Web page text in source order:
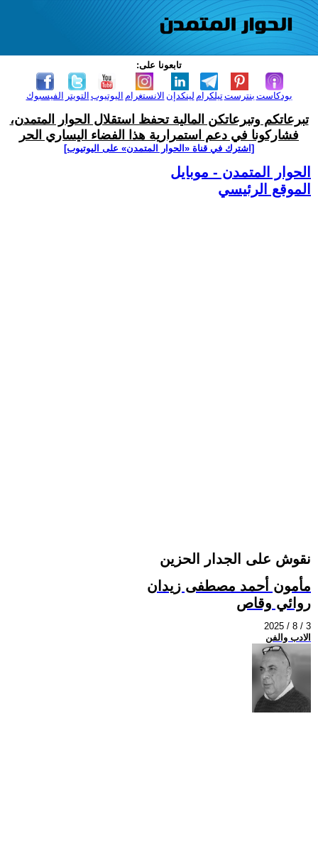
تابعونا على:
الفيسبوك التويتر اليوتيوب الانستغرام لينكدإن تيلكرامبنترست بودكاست
تبرعاتكم وتبرعاتكن المالية تحفظ استقلال الحوار المتمدن،
فشاركونا في دعم استمرارية هذا الفضاء اليساري الحر
[اشترك في قناة ‫«الحوار المتمدن» على اليوتيوب]
الحوار المتمدن - موبايل
الموقع الرئيسي
نقوش على الجدار الحزين
مأمون أحمد مصطفى زيدان
روائي وقاص
2025 / 8 / 3
الادب والفن